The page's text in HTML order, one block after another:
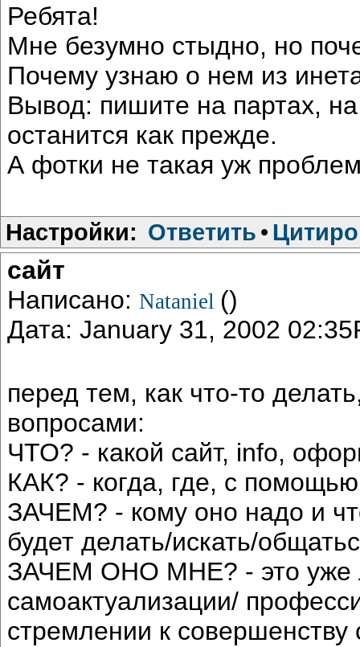
Ребята!
Мне безумно стыдно, но
Почему узнаю о нем из
Вывод: пишите на партах,
останится как прежде.
А фотки не такая уж
Настройки: Ответить •
сайт
Написано: Nataniel ()
Дата: January 31, 2002
перед тем, как что-то
вопросами:
ЧТО? - какой сайт, info,
КАК? - когда, где, с помощью
ЗАЧЕМ? - кому оно надо и
будет делать/искать/
ЗАЧЕМ ОНО МНЕ? - это уже
самоактуализации/
стремлении к